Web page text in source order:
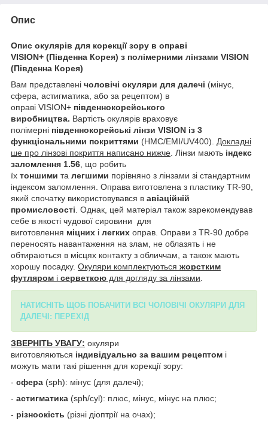
Опис
Опис окулярів для корекції зору в оправі
VISION+ (Південна Корея) з полімерними лінзами VISION
(Південна Корея)
Вам представлені чоловічі окуляри для далечі (мінус,
сфера, астигматика, або за рецептом) в
оправі VISION+ південнокорейського
виробництва. Вартість окулярів враховує
полімерні південнокорейські лінзи VISION із 3
функціональними покриттями (HMC/EMI/UV400). Докладні
ше про лінзові покриття написано нижче . Лінзи мають індекс
заломлення 1.56 , що робить
їх тоншими та легшими порівняно з лінзами зі стандартним
індексом заломлення. Оправа виготовлена з пластику TR-90,
який спочатку використовувався в авіаційній
промисловості . Однак, цей матеріал також зарекомендував
себе в якості чудової сировини для
виготовлення міцних і легких оправ. Оправи з TR-90 добре
переносять навантаження на злам, не облазять і не
обтираються в місцях контакту з обличчам, а також мають
хорошу посадку. Окуляри комплектуються жорстким
футляром і серветкою для догляду за лінзами
НАТИСНІТЬ ЩОБ ПОБАЧИТИ ВСІ ЧОЛОВІЧІ ОКУЛЯРИ ДЛЯ
ДАЛЕЧІ: ПЕРЕХІД
ЗВЕРНІТЬ УВАГУ: окуляри
виготовляються індивідуально за вашим рецептом і
можуть мати такі рішення для корекції зору:
- сфера (sph): мінус (для далечі);
- астигматика (sph/cyl): плюс, мінус, мінус на плюс;
- різноокість (різні діоптрії на очах);